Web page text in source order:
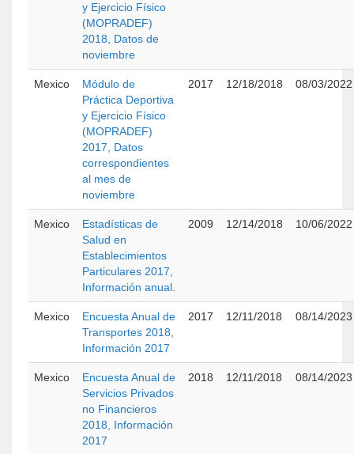
y Ejercicio Físico
(MOPRADEF)
2018, Datos de
noviembre
Mexico
Módulo de
Práctica Deportiva
y Ejercicio Físico
(MOPRADEF)
2017, Datos
correspondientes
al mes de
noviembre
2017 12/18/2018 08/03/2022
Mexico
Estadísticas de
Salud en
Establecimientos
Particulares 2017,
Información anual.
2009 12/14/2018 10/06/2022
Mexico
Encuesta Anual de
Transportes 2018,
Información 2017
2017 12/11/2018 08/14/2023
Mexico
Encuesta Anual de
Servicios Privados
no Financieros
2018, Información
2017
2018 12/11/2018 08/14/2023